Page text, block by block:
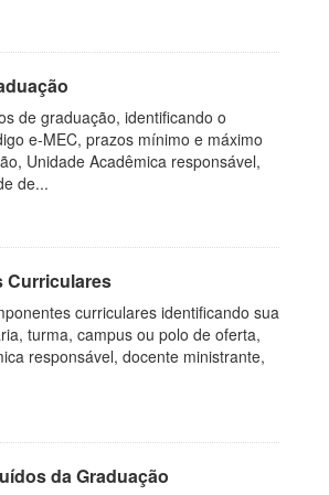
de graduação, identificando o
e-MEC, prazos mínimo e máximo
Unidade Acadêmica responsável,
de...
Curriculares
curriculares identificando sua
turma, campus ou polo de oferta,
responsável, docente ministrante,
da Graduação